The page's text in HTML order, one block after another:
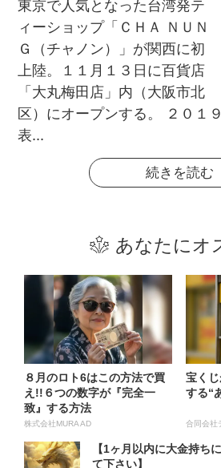
東京で人気となった台湾発テ
ィーショップ「ＣＨＡ ＮＵＮ
Ｇ（チャノン）」が関西に初
上陸。１１月１３日に百貨店
「大丸梅田店」内（大阪市北
区）にオープンする。 ２０１
表...
続きを読む
あなたにオ
８月のロト6はこの方法で買
え!!６つの数字が『完全一
致』する方法
株式会社MURA AD
宝く
する“
合同会社
【1ヶ月以内に大金持ち
て下さい】